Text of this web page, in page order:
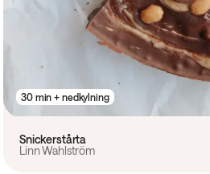
30 min + nedkylning
Snickerstårta
Linn Wahlström